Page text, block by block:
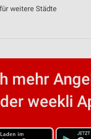
weitere Städte
mehr
der weekli